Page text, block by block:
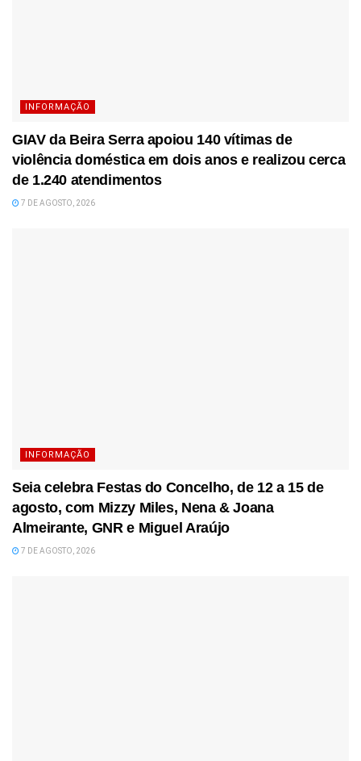
INFORMAÇÃO
GIAV da Beira Serra apoiou 140 vítimas de
violência doméstica em dois anos e realizou cerca
de 1.240 atendimentos
7 DE AGOSTO, 2026
INFORMAÇÃO
Seia celebra Festas do Concelho, de 12 a 15 de
agosto, com Mizzy Miles, Nena & Joana
Almeirante, GNR e Miguel Araújo
7 DE AGOSTO, 2026